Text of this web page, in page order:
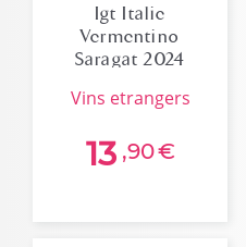
Igt Italie
Vermentino
Saragat 2024
vins etrangers
13 ,90€